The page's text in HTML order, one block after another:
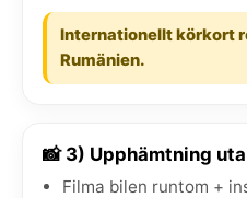
Internationellt körkort
Rumänien.
📸 3) Upphämtning
Filma bilen runtom +